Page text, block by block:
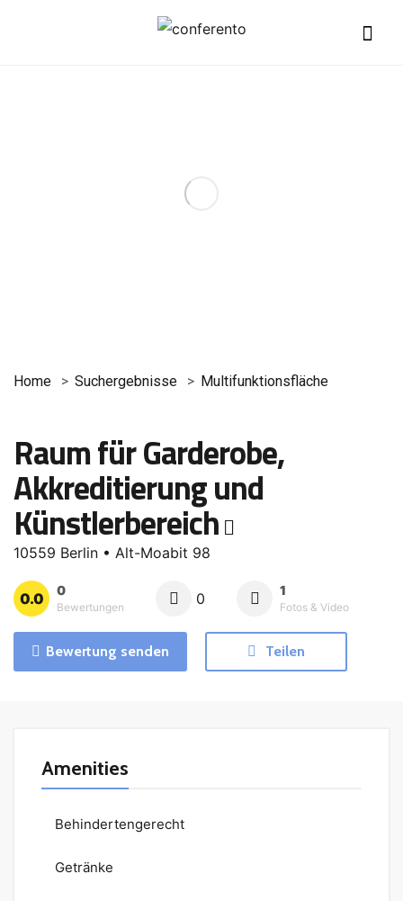
Home Suchergebnisse Multifunktionsfläche
Raum für Garderobe,
Akkreditierung und
Künstlerbereich
10559 Berlin • Alt-Moabit 98
0.0 0
Bewertungen 0 1
Fotos & Video
Bewertung senden Teilen
Amenities
Behindertengerecht
Getränke